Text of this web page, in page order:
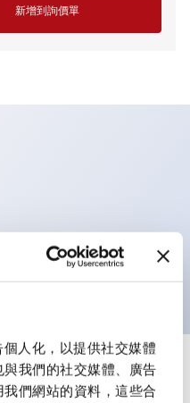
人化，以提供社交媒體
我們的社交媒體、廣告
們網站的資料，這些合
新增到詢價單
子鎖結構
顯示全部